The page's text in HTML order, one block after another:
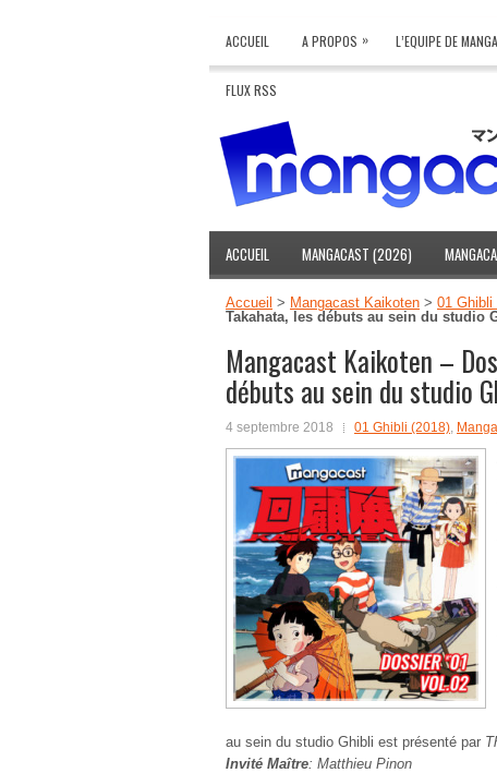
ACCUEIL A PROPOS » L’EQUIPE DE
FLUX RSS
ACCUEIL MANGACAST (2026)
Accueil > Mangacast Kaikoten > 01 Ghibli
Takahata, les débuts au sein du studio
Mangacast Kaikoten –
débuts au sein du studio
4 septembre 2018 01 Ghibli (2018),
au sein du studio Ghibli est présenté par
Invité Maître: Matthieu Pinon